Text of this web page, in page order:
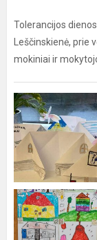
Tolerancijos
Leščinskienė, prie
mokiniai ir